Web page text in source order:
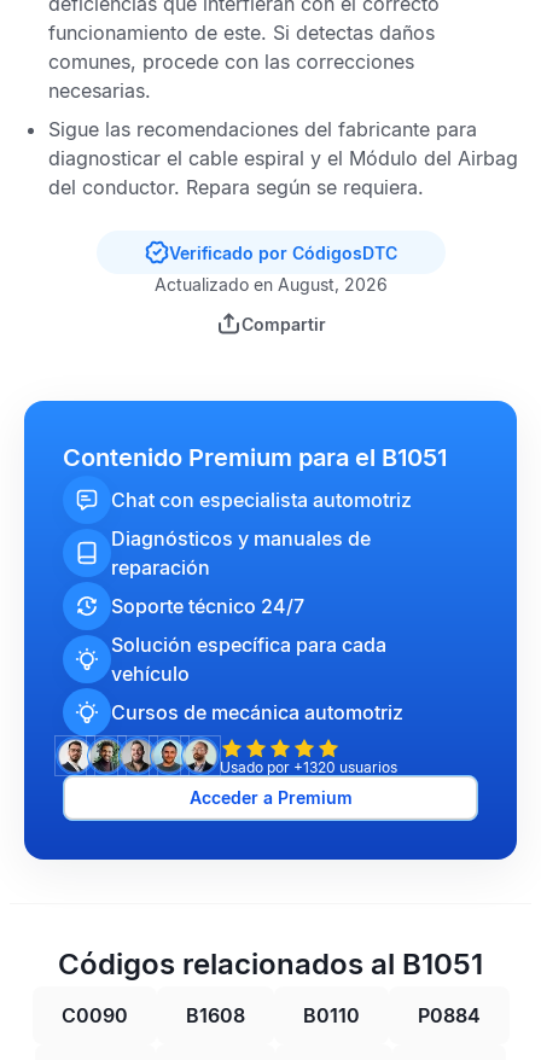
funcionamiento de este. Si detectas daños
comunes, procede con las correcciones
necesarias.
Sigue las recomendaciones del fabricante para
diagnosticar el cable espiral y el Módulo del Airbag
del conductor. Repara según se requiera.
Verificado por CódigosDTC
Actualizado en August, 2026
Compartir
Contenido Premium para el B1051
Chat con especialista automotriz
Diagnósticos y manuales de
reparación
Soporte técnico 24/7
Solución específica para cada
vehículo
Cursos de mecánica automotriz
Usado por +1320 usuarios
Acceder a Premium
Códigos relacionados al B1051
C0090 B1608 B0110 P0884